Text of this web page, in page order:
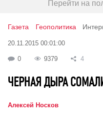
Перейти на
Газета Геополитика
20.11.2015 00:01:00
0 9379 4
ЧЕРНАЯ ДЫРА
Алексей Носков